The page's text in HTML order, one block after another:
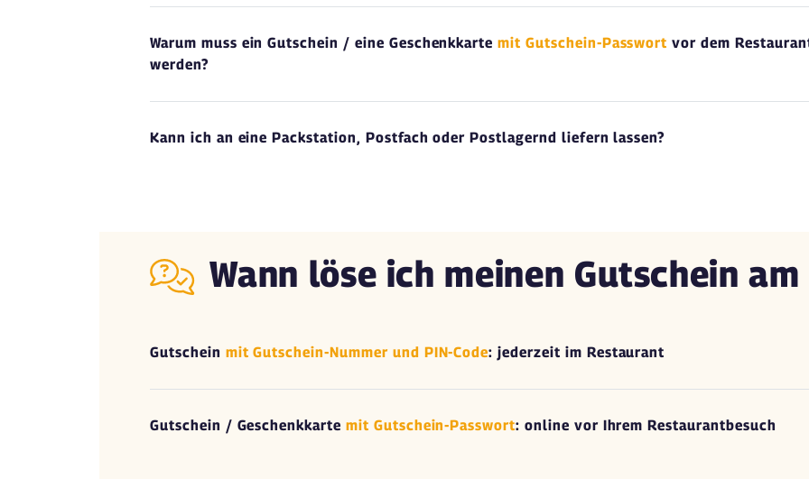
Warum muss ein Gutschein / eine Geschenkkartemit Gutschein-Passwort vor dem
werden?
Kann ich an eine Packstation, Postfach oder Postlagernd liefern lassen?
Wann löse ich meinen Gutschein
Gutschein mit Gutschein-Nummer und PIN-Code: jederzeit im Restaurant
Gutschein / Geschenkkarte mit Gutschein-Passwort: online vor Ihrem Restaurantbesuch